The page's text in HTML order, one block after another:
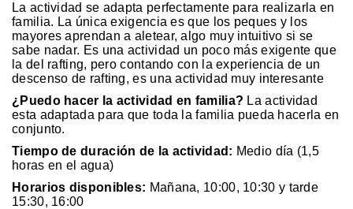
La actividad se adapta perfectamente para realizarla en
familia. La única exigencia es que los peques y los
mayores aprendan a aletear, algo muy intuitivo si se
sabe nadar. Es una actividad un poco más exigente que
la del rafting, pero contando con la experiencia de un
descenso de rafting, es una actividad muy interesante
¿Puedo hacer la actividad en familia? La actividad
esta adaptada para que toda la familia pueda hacerla en
conjunto.
Tiempo de duración de la actividad: Medio día (1,5
horas en el agua)
Horarios disponibles: Mañana, 10:00, 10:30 y tarde
15:30, 16:00